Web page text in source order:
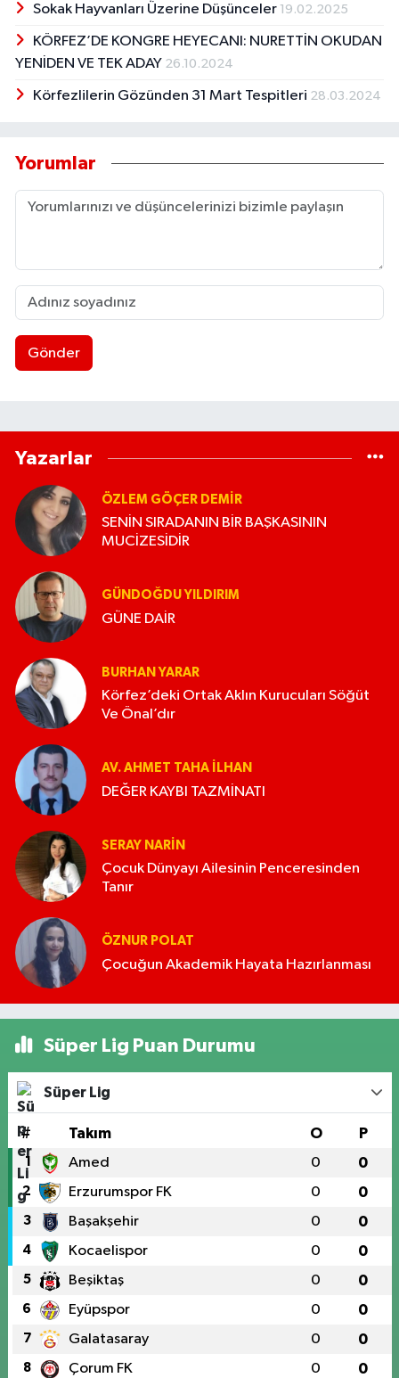
Sokak Hayvanları Üzerine Düşünceler 19.02.2025
KÖRFEZ’DE KONGRE HEYECANI: NURETTİN OKUDAN
YENİDEN VE TEK ADAY 26.10.2024
Körfezlilerin Gözünden 31 Mart Tespitleri 28.03.2024
Yorumlar
Gönder
Yazarlar
ÖZLEM GÖÇER DEMİR
SENİN SIRADANIN BİR BAŞKASININ
MUCİZESİDİR
GÜNDOĞDU YILDIRIM
GÜNE DAİR
BURHAN YARAR
Körfez’deki Ortak Aklın Kurucuları Söğüt
Ve Önal’dır
AV. AHMET TAHA İLHAN
DEĞER KAYBI TAZMİNATI
SERAY NARİN
Çocuk Dünyayı Ailesinin Penceresinden
Tanır
ÖZNUR POLAT
Çocuğun Akademik Hayata Hazırlanması
Süper Lig Puan Durumu
Süper Lig
# Takım O P
1 Amed 0 0
2 Erzurumspor FK 0 0
3 Başakşehir 0 0
4 Kocaelispor 0 0
5 Beşiktaş 0 0
6 Eyüpspor 0 0
7 Galatasaray 0 0
8 Çorum FK 0 0